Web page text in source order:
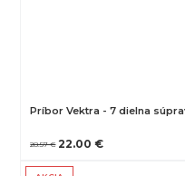
Príbor Vektra - 7 dielna
28.57 € 22.00 €